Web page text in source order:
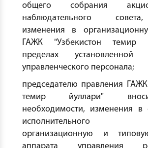
общего собрания
наблюдательного
изменения в
ГАЖК "Узбекистон темир
пределах установленной
управленческого персонала;
председателю правления ГАЖК
темир йуллари"
необходимости, изменения в
исполнительного
организационную и
аппарата управления